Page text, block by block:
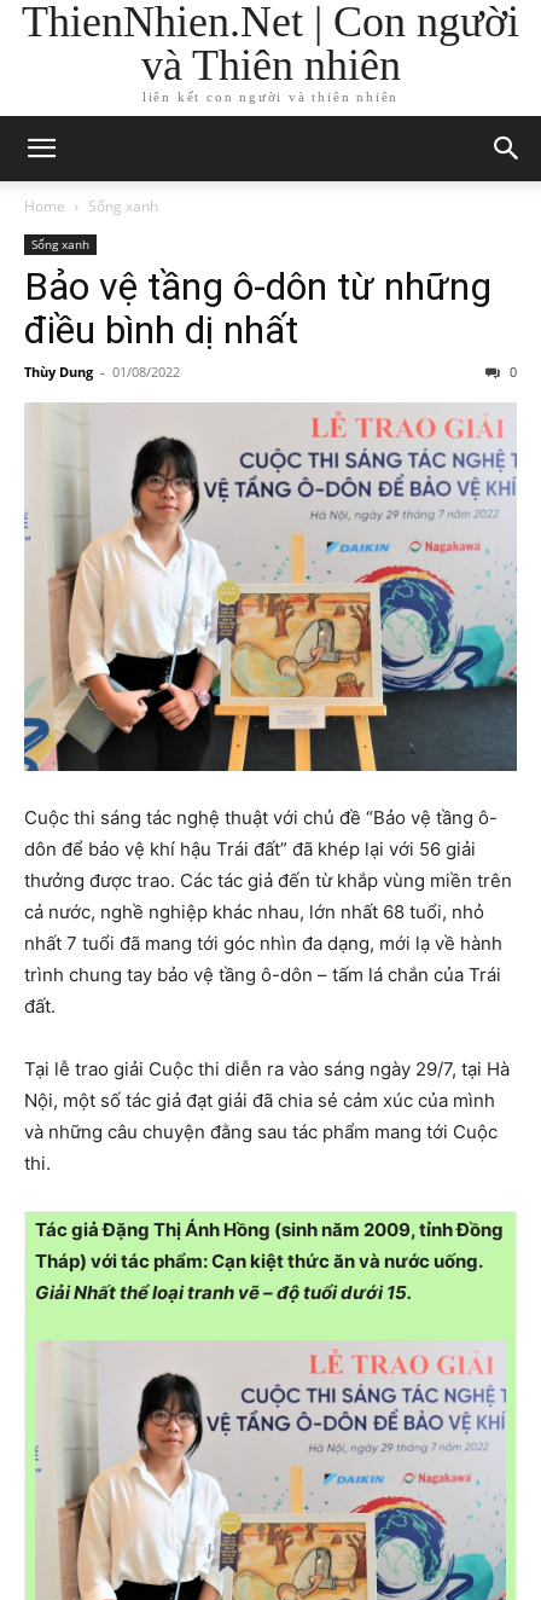
ThienNhien.Net | Con người
và Thiên nhiên
liên kết con người và thiên nhiên
Home Sống xanh
Sống xanh
Bảo vệ tầng ô-dôn từ những
điều bình dị nhất
Thùy Dung - 01/08/2022 0
Cuộc thi sáng tác nghệ thuật với chủ đề “Bảo vệ tầng ô-
dôn để bảo vệ khí hậu Trái đất” đã khép lại với 56 giải
thưởng được trao. Các tác giả đến từ khắp vùng miền trên
cả nước, nghề nghiệp khác nhau, lớn nhất 68 tuổi, nhỏ
nhất 7 tuổi đã mang tới góc nhìn đa dạng, mới lạ về hành
trình chung tay bảo vệ tầng ô-dôn – tấm lá chắn của Trái
đất.
Tại lễ trao giải Cuộc thi diễn ra vào sáng ngày 29/7, tại Hà
Nội, một số tác giả đạt giải đã chia sẻ cảm xúc của mình
và những câu chuyện đằng sau tác phẩm mang tới Cuộc
thi.
Tác giả Đặng Thị Ánh Hồng (sinh năm 2009, tỉnh Đồng
Tháp) với tác phẩm: Cạn kiệt thức ăn và nước uống.
Giải Nhất thể loại tranh vẽ – độ tuổi dưới 15.